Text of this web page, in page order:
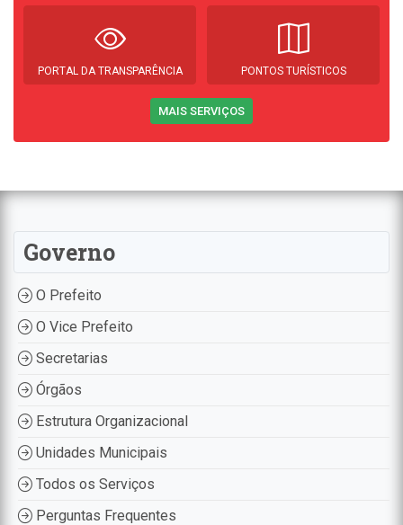
PORTAL DA TRANSPARÊNCIA PONTOS TURÍSTICOS
MAIS SERVIÇOS
Governo
O Prefeito
O Vice Prefeito
Secretarias
Órgãos
Estrutura Organizacional
Unidades Municipais
Todos os Serviços
Perguntas Frequentes